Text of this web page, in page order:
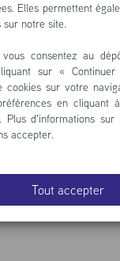
à eau
Elles permettent
sur notre site.
consentez au
sur « Continuer
sur votre
en cliquant
d'informations sur
accepter.
Tout accepter